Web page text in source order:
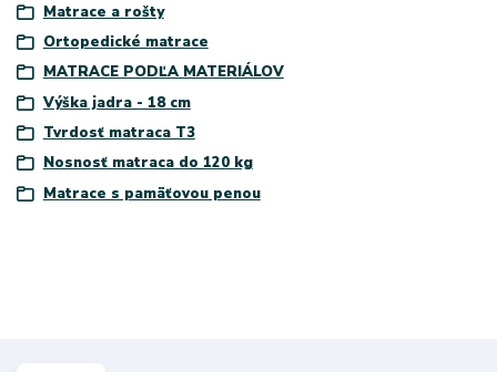
Matrace a rošty
Ortopedické matrace
MATRACE PODĽA MATERIÁLOV
Výška jadra - 18 cm
Tvrdosť matraca T3
Nosnosť matraca do 120 kg
Matrace s pamäťovou penou